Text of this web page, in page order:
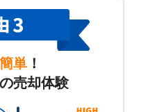
単 ！
売却体験